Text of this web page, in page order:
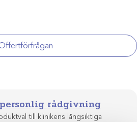
rådgivning
till klinikens långsiktiga